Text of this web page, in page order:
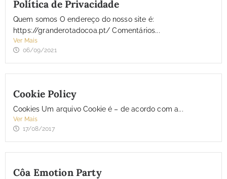
Política de Privacidade
Quem somos O endereço do nosso site é:
https://granderotadocoa.pt/ Comentários...
Ver Mais
06/09/2021
Cookie Policy
Cookies Um arquivo Cookie é – de acordo com a...
Ver Mais
17/08/2017
Côa Emotion Party